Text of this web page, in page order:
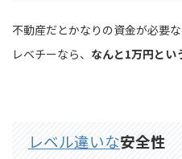
不動産だとかなりの資金が必要
レベチーなら、 なんと1万円とい
レベル違いな安全性